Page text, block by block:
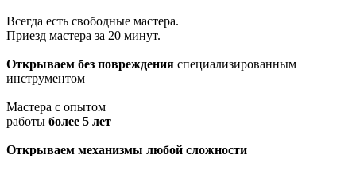
Всегда есть свободные мастера.
Приезд мастера за 20 минут.
Открываем без повреждения специализированным
инструментом
Мастера с опытом
работы более 5 лет
Открываем механизмы любой сложности